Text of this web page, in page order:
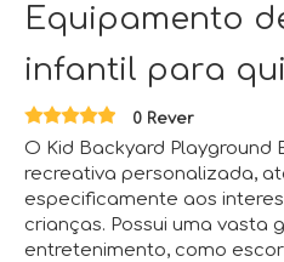
Equipamento
infantil para
0 Rever
O Kid Backyard Playground
recreativa personalizada,
especificamente aos
crianças. Possui uma vasta
entretenimento, como